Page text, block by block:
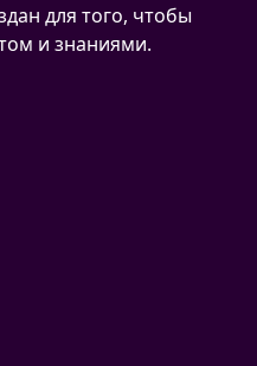
для того, чтобы
и знаниями.